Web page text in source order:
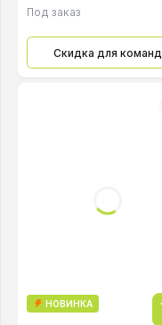
Под заказ
Скидка для команд
НОВИНКА